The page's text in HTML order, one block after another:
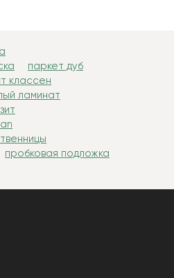
паркет дуб
классен
ламинат
пробковая подложка